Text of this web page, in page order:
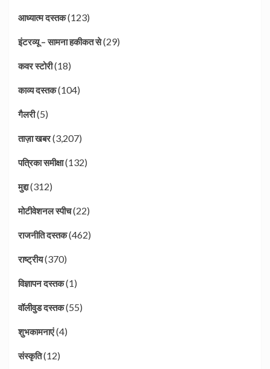
आध्यात्म दस्तक(123)
इंटरव्यू – सामना हकीकत से(29)
कवर स्टोरी(18)
काव्य दस्तक(104)
गैलरी(5)
ताज़ा खबर(3,207)
पत्रिका समीक्षा(132)
मुद्दा(312)
मोटीवेशनल स्पीच(22)
राजनीति दस्तक(462)
राष्ट्रीय(370)
विज्ञापन दस्तक(1)
वॉलीवुड दस्तक(55)
शुभकामनाएं(4)
संस्कृति(12)